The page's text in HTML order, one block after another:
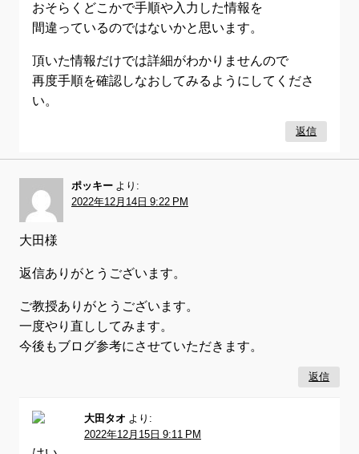
おそらくどこかで手順や入力した情報を
間違っているのではないかと思います。
頂いた情報だけでは詳細がわかりませんので
再度手順を確認しなおしてみるようにしてくださ
い。
返信
ポッキー より:
2022年12月14日 9:22 PM
大田様
返信ありがとうございます。
ご教授ありがとうございます。
一度やり直ししてみます。
今後もブログ参考にさせていただきます。
返信
大田タオ より:
2022年12月15日 9:11 PM